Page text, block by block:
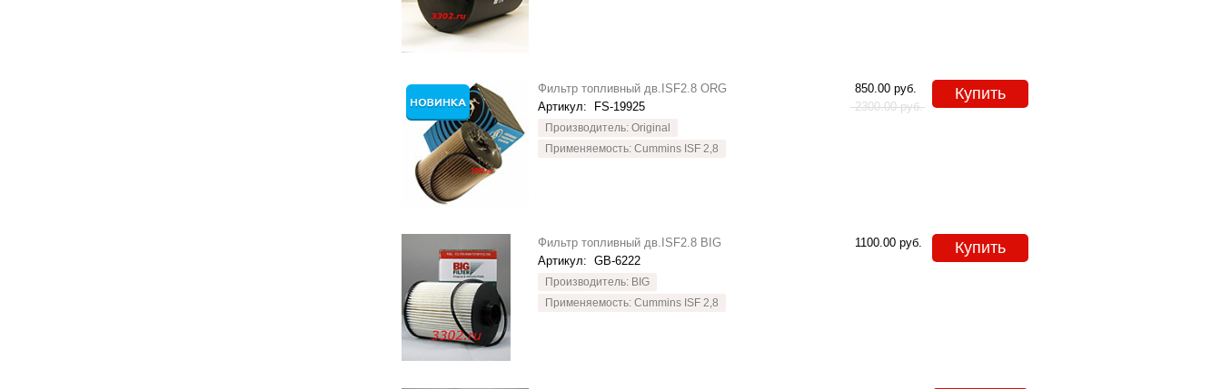
Фильтр топливный дв.ISF2.8 ORG
Артикул:
FS-19925
Производитель: Original
Применяемость: Cummins ISF 2,8
850.00 руб.
2300.00 руб.
Купить
Фильтр топливный дв.ISF2.8 BIG
Артикул: GB-6222
Производитель: BIG
Применяемость: Cummins ISF 2,8
1100.00 руб. Купить